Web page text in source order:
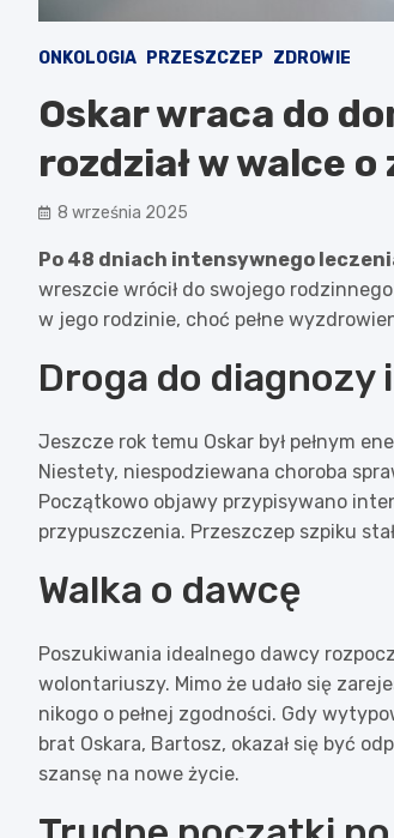
ONKOLOGIA PRZESZCZEP ZDROWIE
Oskar wraca do
rozdział w walce
8 września 2025
Po 48 dniach intensywnego
wreszcie wrócił do swojego
w jego rodzinie, choć pełne
Droga do diagnozy
Jeszcze rok temu Oskar był pełnym
Niestety, niespodziewana choroba
Początkowo objawy przypisywano
przypuszczenia. Przeszczep szpiku
Walka o dawcę
Poszukiwania idealnego dawcy
wolontariuszy. Mimo że udało się
nikogo o pełnej zgodności. Gdy
brat Oskara, Bartosz, okazał się być
szansę na nowe życie.